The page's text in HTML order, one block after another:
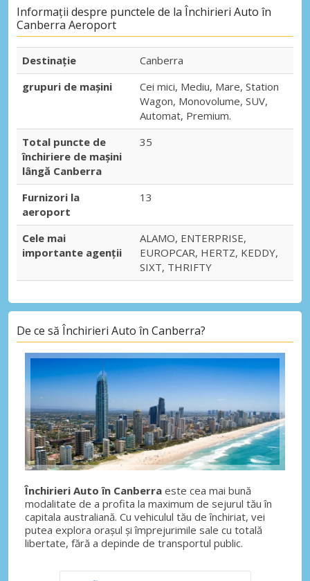
Informații despre punctele de la Închirieri Auto în
Canberra Aeroport
Destinaţie
Canberra
grupuri de mașini
Cei mici, Mediu, Mare, Station
Wagon, Monovolume, SUV,
Automat, Premium.
Total puncte de
închiriere de mașini
lângă Canberra
35
Furnizori la
aeroport
13
Cele mai
importante agenții
ALAMO, ENTERPRISE,
EUROPCAR, HERTZ, KEDDY,
SIXT, THRIFTY
De ce să Închirieri Auto în Canberra?
Închirieri Auto în Canberra este cea mai bună
modalitate de a profita la maximum de sejurul tău în
capitala australiană. Cu vehiculul tău de închiriat, vei
putea explora orașul și împrejurimile sale cu totală
libertate, fără a depinde de transportul public.